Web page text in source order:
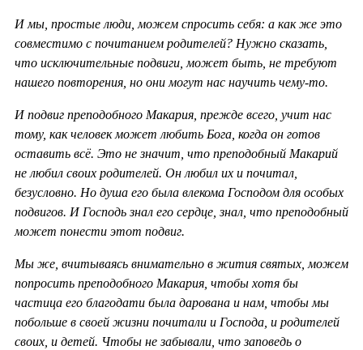
И мы, простые люди, можем спросить себя: а как же это
совместимо с почитанием родителей? Нужно сказать,
что исключительные подвиги, может быть, не требуют
нашего повторения, но они могут нас научить чему-то.
И подвиг преподобного Макария, прежде всего, учит нас
тому, как человек может любить Бога, когда он готов
оставить всё. Это не значит, что преподобный Макарий
не любил своих родителей. Он любил их и почитал,
безусловно. Но душа его была влекома Господом для особых
подвигов. И Господь знал его сердце, знал, что преподобный
может понести этот подвиг.
Мы же, вчитываясь внимательно в жития святых, можем
попросить преподобного Макария, чтобы хотя бы
частица его благодати была дарована и нам, чтобы мы
побольше в своей жизни почитали и Господа, и родителей
своих, и детей. Чтобы не забывали, что заповедь о